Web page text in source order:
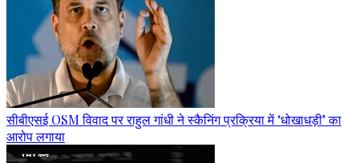
सीबीएसई OSM विवाद पर राहुल गांधी ने स्कैनिंग प्रक्रिया में ‘धोखाधड़ी’ का
आरोप लगाया